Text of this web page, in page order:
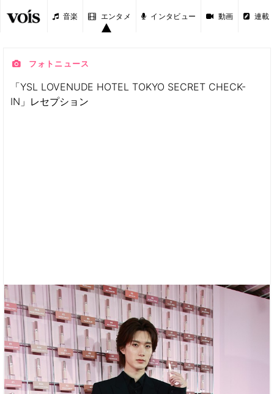
音楽 エンタメ インタビュー 動画 連載
フォトニュース
「YSL LOVENUDE HOTEL TOKYO SECRET CHECK-
IN」レセプション